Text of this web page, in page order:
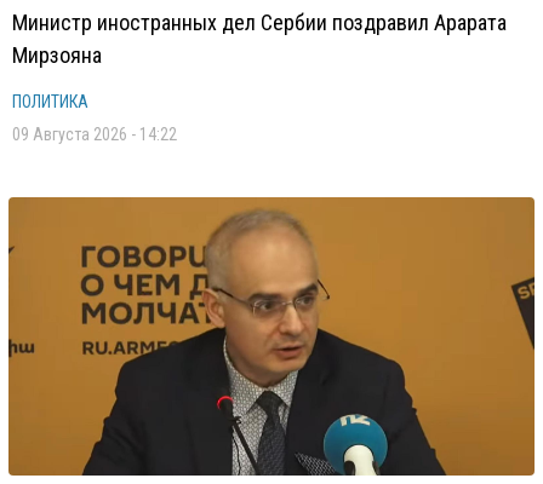
Министр иностранных дел Сербии поздравил Арарата
Мирзояна
ПОЛИТИКА
09 Августа 2026 - 14:22